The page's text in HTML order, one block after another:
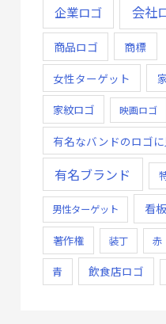
企業ロゴ 会社
商品ロゴ
商標
女性ターゲット
家紋ロゴ
映画ロゴ
有名なバンドのロゴ
有名ブランド
男性ターゲット 看板
著作権 装丁 赤
青 飲食店ロゴ